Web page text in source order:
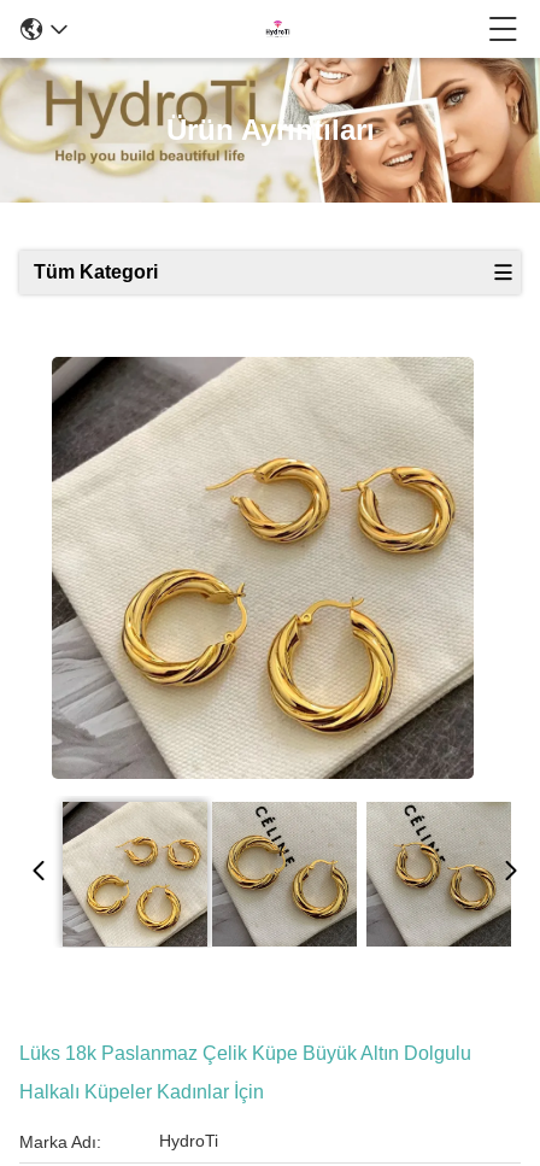
Ürün Ayrıntıları
Tüm Kategori
Lüks 18k Paslanmaz Çelik Küpe Büyük Altın Dolgulu
Halkalı Küpeler Kadınlar İçin
Marka Adı: HydroTi